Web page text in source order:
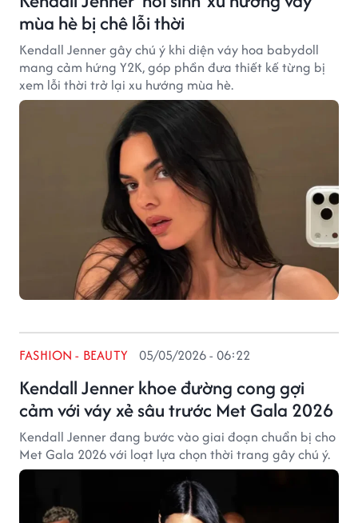
mùa hè bị chê lỗi thời
Kendall Jenner gây chú ý khi diện váy hoa babydoll
mang cảm hứng Y2K, góp phần đưa thiết kế từng bị
xem lỗi thời trở lại xu hướng mùa hè.
Kendall Jenner khoe đường cong gợi
cảm với váy xẻ sâu trước Met Gala 2026
FASHION - BEAUTY 05/05/2026 - 06:22
Kendall Jenner đang bước vào giai đoạn chuẩn bị cho
Met Gala 2026 với loạt lựa chọn thời trang gây chú ý.